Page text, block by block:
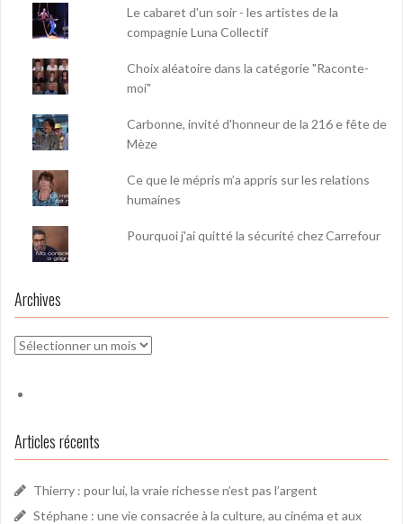
Le cabaret d'un soir - les artistes de la
compagnie Luna Collectif
Choix aléatoire dans la catégorie "Raconte-
moi"
Carbonne, invité d'honneur de la 216 e fête de
Mèze
Ce que le mépris m’a appris sur les relations
humaines
Pourquoi j'ai quitté la sécurité chez Carrefour
Archives
Archives
Articles récents
Thierry : pour lui, la vraie richesse n’est pas l’argent
Stéphane : une vie consacrée à la culture, au cinéma et aux